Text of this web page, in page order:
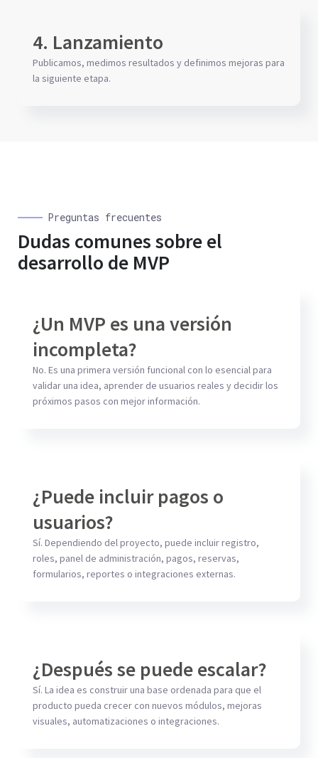
4. Lanzamiento
Publicamos, medimos resultados y definimos mejoras para
la siguiente etapa.
Preguntas frecuentes
Dudas comunes sobre el
desarrollo de MVP
¿Un MVP es una versión
incompleta?
No. Es una primera versión funcional con lo esencial para
validar una idea, aprender de usuarios reales y decidir los
próximos pasos con mejor información.
¿Puede incluir pagos o
usuarios?
Sí. Dependiendo del proyecto, puede incluir registro,
roles, panel de administración, pagos, reservas,
formularios, reportes o integraciones externas.
¿Después se puede escalar?
Sí. La idea es construir una base ordenada para que el
producto pueda crecer con nuevos módulos, mejoras
visuales, automatizaciones o integraciones.